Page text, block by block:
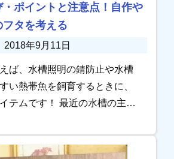
ポイントと注意点！自作や
タを考える
2018年9月11日
ば、水槽照明の錆防止や水槽
い熱帯魚を飼育するときに、
テムです！ 最近の水槽の主流
タについて、詳しく知りたい